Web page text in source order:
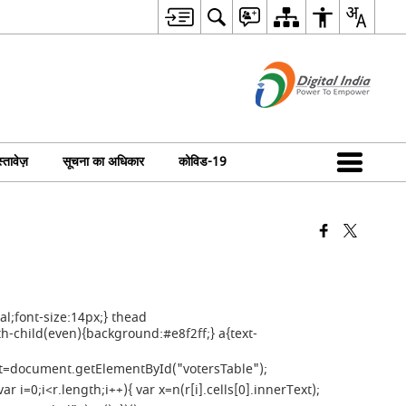
सूचना का अधिकार कोविड-19
size:14px;} thead
child(even){background:#e8f2ff;} a{text-
i=0;i<r.length;i++){ var x=n(r[i].cells[0].innerText);